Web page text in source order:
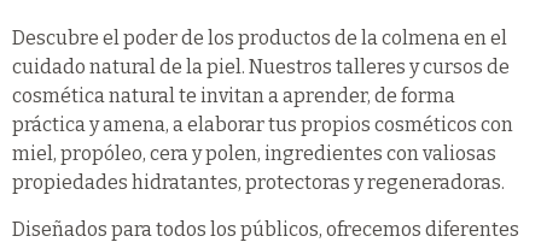
Descubre el poder de los productos de la colmena en el
cuidado natural de la piel. Nuestros talleres y cursos de
cosmética natural te invitan a aprender, de forma
práctica y amena, a elaborar tus propios cosméticos con
miel, propóleo, cera y polen, ingredientes con valiosas
propiedades hidratantes, protectoras y regeneradoras.
Diseñados para todos los públicos, ofrecemos diferentes